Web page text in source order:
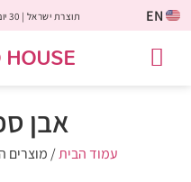
EN תוצרת ישראל | 30 יום החזר כספי | משלוח חינם
אבן
עמוד הבית/ מוצרים